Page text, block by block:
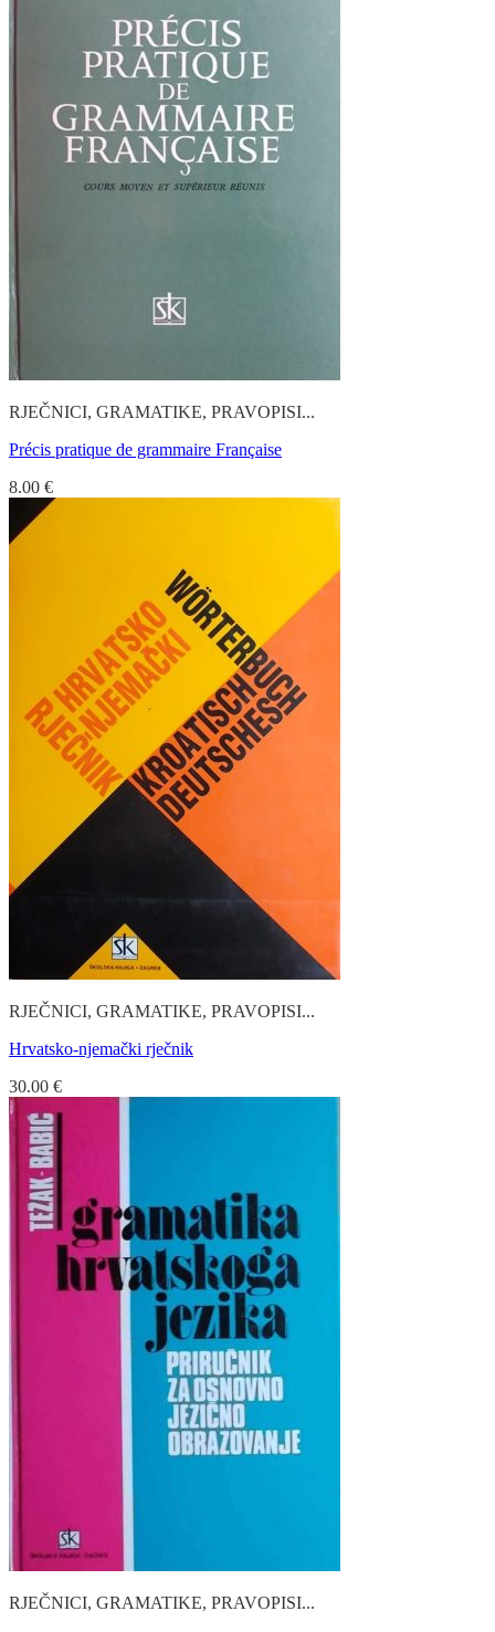
RJEČNICI, GRAMATIKE, PRAVOPISI...
Précis pratique de grammaire Française
8.00 €
RJEČNICI, GRAMATIKE, PRAVOPISI...
Hrvatsko-njemački rječnik
30.00 €
RJEČNICI, GRAMATIKE, PRAVOPISI...